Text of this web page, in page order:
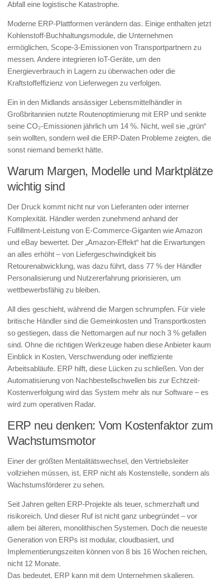
Abfall eine logistische Katastrophe.
Moderne ERP-Plattformen verändern das. Einige enthalten jetzt
Kohlenstoff-Buchhaltungsmodule, die Unternehmen
ermöglichen, Scope-3-Emissionen von Transportpartnern zu
messen. Andere integrieren IoT-Geräte, um den
Energieverbrauch in Lagern zu überwachen oder die
Kraftstoffeffizienz von Lieferwegen zu verfolgen.
Ein in den Midlands ansässiger Lebensmittelhändler in
Großbritannien nutzte Routenoptimierung mit ERP und senkte
seine CO₂-Emissionen jährlich um 14 %. Nicht, weil sie „grün“
sein wollten, sondern weil die ERP-Daten Probleme zeigten, die
sonst niemand bemerkt hätte.
Warum Margen, Modelle und Marktplätze
wichtig sind
Der Druck kommt nicht nur von Lieferanten oder interner
Komplexität. Händler werden zunehmend anhand der
Fulfillment-Leistung von E-Commerce-Giganten wie Amazon
und eBay bewertet. Der „Amazon-Effekt“ hat die Erwartungen
an alles erhöht – von Liefergeschwindigkeit bis
Retourenabwicklung, was dazu führt, dass 77 % der Händler
Personalisierung und Nutzererfahrung priorisieren, um
wettbewerbsfähig zu bleiben.
All dies geschieht, während die Margen schrumpfen. Für viele
britische Händler sind die Gemeinkosten und Transportkosten
so gestiegen, dass die Nettomargen auf nur noch 3 % gefallen
sind. Ohne die richtigen Werkzeuge haben diese Anbieter kaum
Einblick in Kosten, Verschwendung oder ineffiziente
Arbeitsabläufe. ERP hilft, diese Lücken zu schließen. Von der
Automatisierung von Nachbestellschwellen bis zur Echtzeit-
Kostenverfolgung wird das System mehr als nur Software – es
wird zum operativen Radar.
ERP neu denken: Vom Kostenfaktor zum
Wachstumsmotor
Einer der größten Mentalitätswechsel, den Vertriebsleiter
vollziehen müssen, ist, ERP nicht als Kostenstelle, sondern als
Wachstumsförderer zu sehen.
Seit Jahren gelten ERP-Projekte als teuer, schmerzhaft und
risikoreich. Und dieser Ruf ist nicht ganz unbegründet – vor
allem bei älteren, monolithischen Systemen. Doch die neueste
Generation von ERPs ist modular, cloudbasiert, und
Implementierungszeiten können von 8 bis 16 Wochen reichen,
nicht 12 Monate.
Das bedeutet, ERP kann mit dem Unternehmen skalieren.